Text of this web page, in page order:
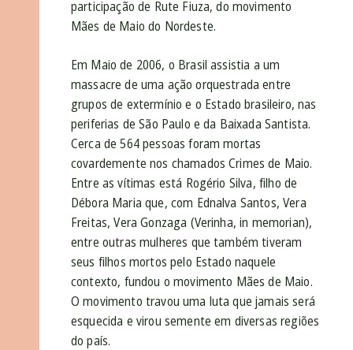
participação de Rute Fiuza, do movimento
Mães de Maio do Nordeste.
Em Maio de 2006, o Brasil assistia a um
massacre de uma ação orquestrada entre
grupos de extermínio e o Estado brasileiro, nas
periferias de São Paulo e da Baixada Santista.
Cerca de 564 pessoas foram mortas
covardemente nos chamados Crimes de Maio.
Entre as vítimas está Rogério Silva, filho de
Débora Maria que, com Ednalva Santos, Vera
Freitas, Vera Gonzaga (Verinha, in memorian),
entre outras mulheres que também tiveram
seus filhos mortos pelo Estado naquele
contexto, fundou o movimento Mães de Maio.
O movimento travou uma luta que jamais será
esquecida e virou semente em diversas regiões
do país.